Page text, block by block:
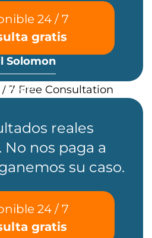
24 / 7
gratis
Solomon
Socio
reales
nos paga a
su caso.
24 / 7
gratis